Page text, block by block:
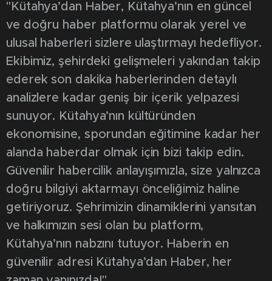
"Kütahya’dan Haber, Kütahya’nın en güncel
ve doğru haber platformu olarak yerel ve
ulusal haberleri sizlere ulaştırmayı hedefliyor.
Ekibimiz, şehirdeki gelişmeleri yakından takip
ederek son dakika haberlerinden detaylı
analizlere kadar geniş bir içerik yelpazesi
sunuyor. Kütahya’nın kültüründen
ekonomisine, sporundan eğitimine kadar her
alanda haberdar olmak için bizi takip edin.
Güvenilir habercilik anlayışımızla, size yalnızca
doğru bilgiyi aktarmayı önceliğimiz haline
getiriyoruz. Şehrimizin dinamiklerini yansıtan
ve halkımızın sesi olan bu platform,
Kütahya’nın nabzını tutuyor. Haberin en
güvenilir adresi Kütahya’dan Haber, her